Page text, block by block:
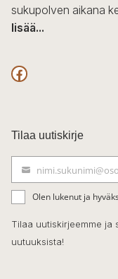
sukupolven aikana
lisää...
F
c
e
b
o
o
k
Tilaa uutiskirje
ä
h
k
Olen lukenut ja
Tilaa uutiskirjeemme ja
uutuuksista!